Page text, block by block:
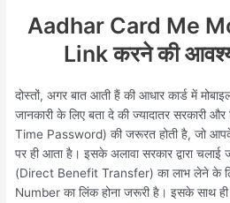
Aadhar Card Me
Link करने की
दोस्तों, अगर बात आती हैं की आधार कार्ड में
जानकारी के लिए बता दे की ज्यादातर सरकारी
Time Password) की जरूरत होती है, जो
पर ही आता है। इसके अलावा सरकार द्वारा
(Direct Benefit Transfer) का लाभ लेने के
Number का लिंक होना जरूरी है। इसके साथ